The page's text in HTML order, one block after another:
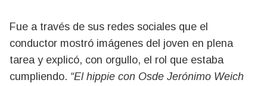
Fue a través de sus redes sociales que el
conductor mostró imágenes del joven en plena
tarea y explicó, con orgullo, el rol que estaba
cumpliendo. “El hippie con Osde Jerónimo Weich